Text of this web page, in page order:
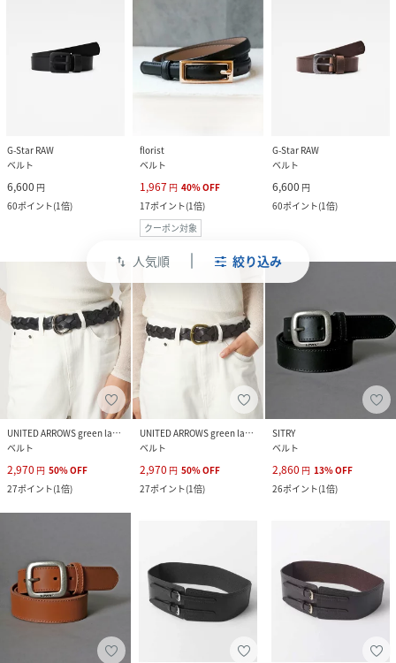
swap_vert 人気順 絞り込み
G-Star RAW
ベルト
6,600 円
60ポイント(1倍)
florist
ベルト
1,967 円 40%OFF
17ポイント(1倍)
クーポン対象
G-Star RAW
ベルト
6,600 円
60ポイント(1倍)
UNITED ARROWS green label relaxing
ベルト
2,970 円 50%OFF
27ポイント(1倍)
UNITED ARROWS green label relaxing
ベルト
2,970 円 50%OFF
27ポイント(1倍)
SITRY
ベルト
2,860 円 13%OFF
26ポイント(1倍)